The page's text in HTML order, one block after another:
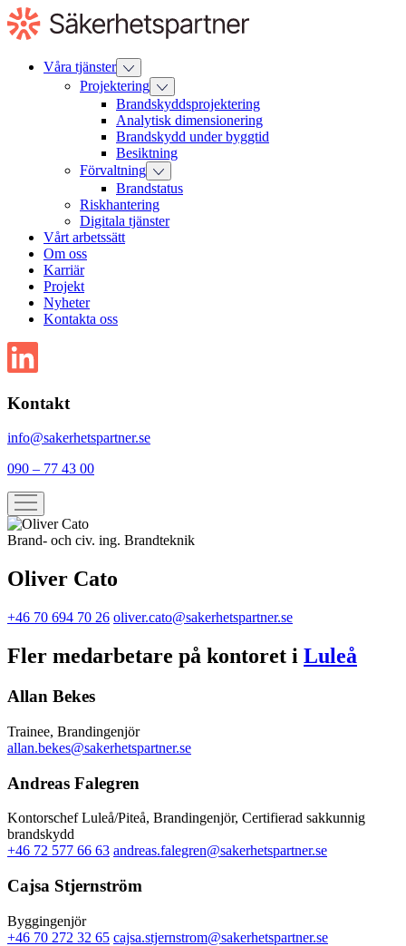
Till
innehåll
Våra tjänster
Projektering
Brandskyddsprojektering
Analytisk dimensionering
Brandskydd under byggtid
Besiktning
Förvaltning
Brandstatus
Riskhantering
Digitala tjänster
Vårt arbetssätt
Om oss
Karriär
Projekt
Nyheter
Kontakta oss
Kontakt
info@sakerhetspartner.se
090 – 77 43 00
Brand- och civ. ing. Brandteknik
Oliver Cato
+46 70 694 70 26 oliver.cato@sakerhetspartner.se
Fler medarbetare på kontoret i Luleå
Allan Bekes
Trainee, Brandingenjör
allan.bekes@sakerhetspartner.se
Andreas Falegren
Kontorschef Luleå/Piteå, Brandingenjör, Certifierad sakkunnig
brandskydd
+46 72 577 66 63 andreas.falegren@sakerhetspartner.se
Cajsa Stjernström
Byggingenjör
+46 70 272 32 65 cajsa.stjernstrom@sakerhetspartner.se